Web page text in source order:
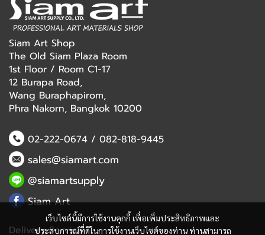
เว็บไซต์นี้มีการใช้งานคุกกี้ เพื่อเพิ่มประสิทธิภาพและ
ประสบการณ์ที่ดีในการใช้งานเว็บไซต์ของท่าน ท่านสามารถ
Siam Art Shop
The Old Siam Plaza Room
1st Floor / Room C1-17
12 Burapa Road,
Wang Buraphapirom,
Phra Nakorn, Bangkok 10200
02-222-0674/ 082-818-9445
sales@siamart.com
@siamartsupply
Siam Art
Delivery Service